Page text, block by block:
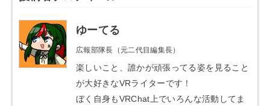
ゆーてる
広報部隊長（元二代目編集長）
楽しいこと、誰かが頑張ってる姿を見ること
が大好きなVRライターです！
ぼく自身もVRChat上でいろんな活動してま